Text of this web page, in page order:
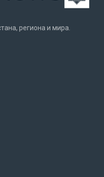
региона и мира.